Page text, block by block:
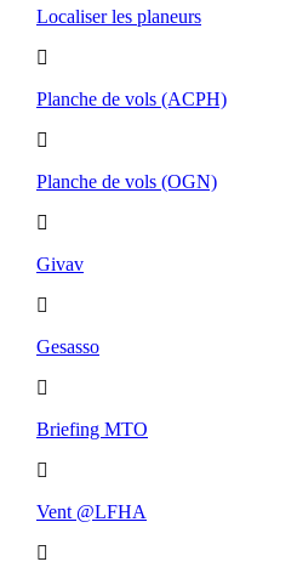
Localiser les planeurs
Planche de vols (ACPH)
Planche de vols (OGN)
Givav
Gesasso
Briefing MTO
Vent @LFHA